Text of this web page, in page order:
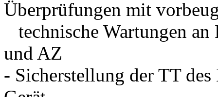
Überprüfungen mit
technische Wartungen
und AZ
- Sicherstellung der TT